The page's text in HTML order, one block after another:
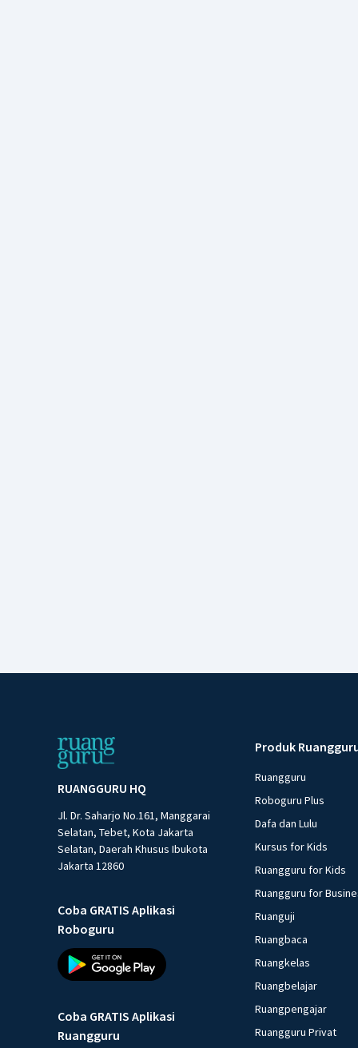
RUANGGURU HQ
Jl. Dr. Saharjo No.161, Manggarai
Selatan, Tebet, Kota Jakarta
Selatan, Daerah Khusus Ibukota
Jakarta 12860
Coba GRATIS Aplikasi
Roboguru
Coba GRATIS Aplikasi
Ruangguru
Produk
Ruangguru
Roboguru Plus
Dafa dan Lulu
Kursus for Kids
Ruangguru for Kids
Ruangguru for
Ruanguji
Ruangbaca
Ruangkelas
Ruangbelajar
Ruangpengajar
Ruangguru Privat